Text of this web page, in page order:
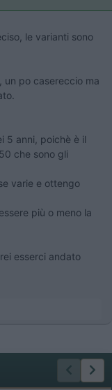
le varianti sono
un po casereccio ma
5 anni, poichè è il
che sono gli
varie e ottengo
più o meno la
esserci andato